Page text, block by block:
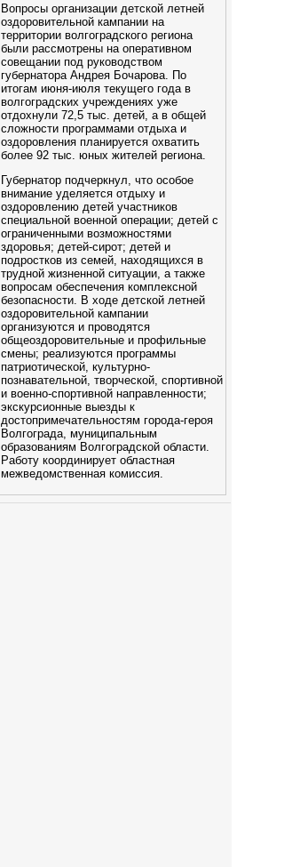
Вопросы организации детской летней
оздоровительной кампании на
территории волгоградского региона
были рассмотрены на оперативном
совещании под руководством
губернатора Андрея Бочарова. По
итогам июня-июля текущего года в
волгоградских учреждениях уже
отдохнули 72,5 тыс. детей, а в общей
сложности программами отдыха и
оздоровления планируется охватить
более 92 тыс. юных жителей региона.
Губернатор подчеркнул, что особое
внимание уделяется отдыху и
оздоровлению детей участников
специальной военной операции; детей с
ограниченными возможностями
здоровья; детей-сирот; детей и
подростков из семей, находящихся в
трудной жизненной ситуации, а также
вопросам обеспечения комплексной
безопасности. В ходе детской летней
оздоровительной кампании
организуются и проводятся
общеоздоровительные и профильные
смены; реализуются программы
патриотической, культурно-
познавательной, творческой, спортивной
и военно-спортивной направленности;
экскурсионные выезды к
достопримечательностям города-героя
Волгограда, муниципальным
образованиям Волгоградской области.
Работу координирует областная
межведомственная комиссия.